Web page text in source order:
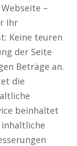
–
Ihr
Keine teuren
der Seite
Beträge an.
die
beinhaltet